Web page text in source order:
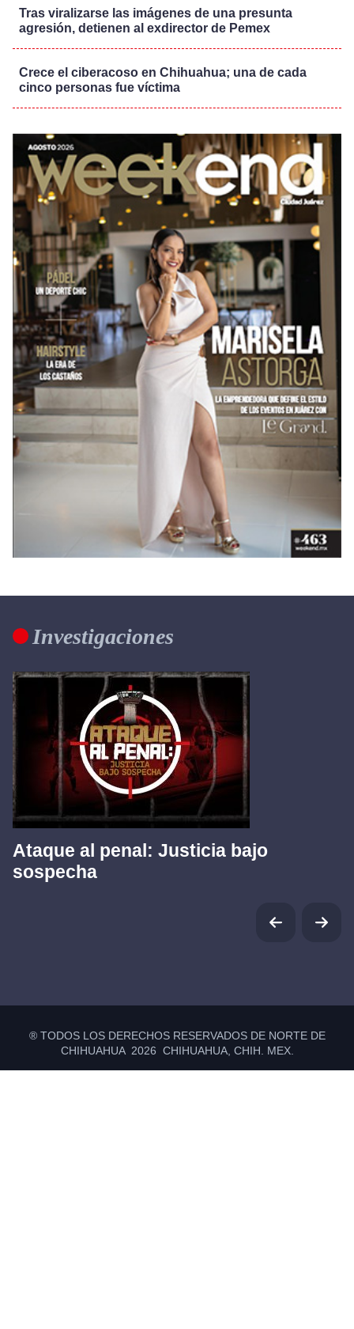
Tras viralizarse las imágenes de una presunta
agresión, detienen al exdirector de Pemex
Crece el ciberacoso en Chihuahua; una de cada
cinco personas fue víctima
Investigaciones
Ataque al penal: Justicia bajo
sospecha
® TODOS LOS DERECHOS RESERVADOS DE NORTE DE
CHIHUAHUA 2026 CHIHUAHUA, CHIH. MEX.